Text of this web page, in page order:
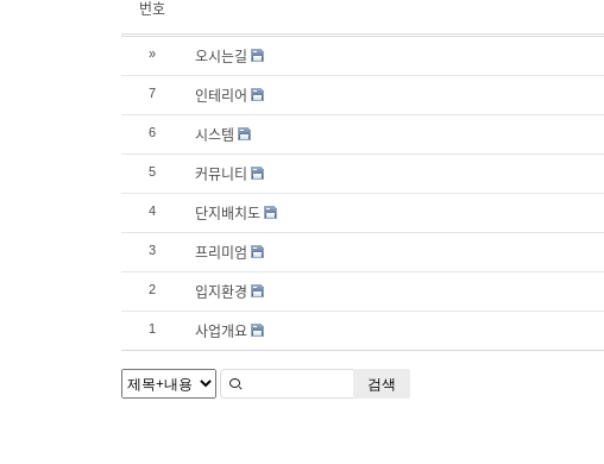
번호
» 오시는길
7 인테리어
6 시스템
5 커뮤니티
4 단지배치도
3 프리미엄
2 입지환경
1 사업개요
검색